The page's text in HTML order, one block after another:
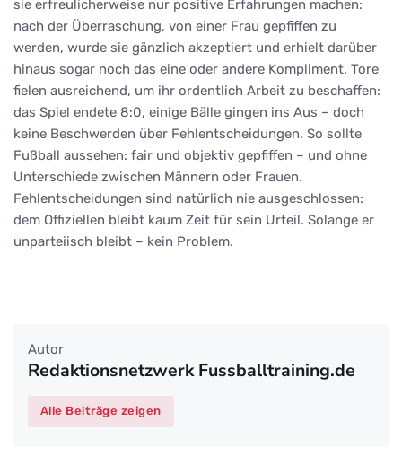
sie erfreulicherweise nur positive Erfahrungen machen:
nach der Überraschung, von einer Frau gepfiffen zu
werden, wurde sie gänzlich akzeptiert und erhielt darüber
hinaus sogar noch das eine oder andere Kompliment. Tore
fielen ausreichend, um ihr ordentlich Arbeit zu beschaffen:
das Spiel endete 8:0, einige Bälle gingen ins Aus – doch
keine Beschwerden über Fehlentscheidungen. So sollte
Fußball aussehen: fair und objektiv gepfiffen – und ohne
Unterschiede zwischen Männern oder Frauen.
Fehlentscheidungen sind natürlich nie ausgeschlossen:
dem Offiziellen bleibt kaum Zeit für sein Urteil. Solange er
unparteiisch bleibt – kein Problem.
Autor
Redaktionsnetzwerk Fussballtraining.de
Alle Beiträge zeigen